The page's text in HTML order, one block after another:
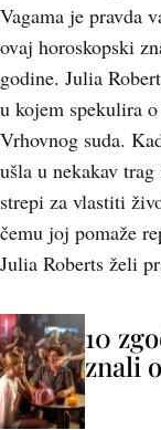
Vagama je pravda
ovaj horoskopski
godine. Julia
u kojem spekulira
Vrhovnog suda.
ušla u nekakav
strepi za vlastiti
čemu joj pomaže
Julia Roberts želi
10
znali